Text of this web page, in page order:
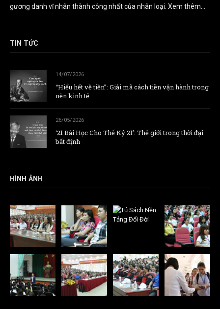
gương danh vĩ nhân thành công nhất của nhân loại. Xem thêm...
TIN TỨC
14/07/2026
“Hiểu hết về tiền”: Giải mã cách tiền vận hành trong
nền kinh tế
26/05/2026
‘21 Bài Học Cho Thế Kỷ 21’: Thế giới trong thời đại
bất định
HÌNH ẢNH